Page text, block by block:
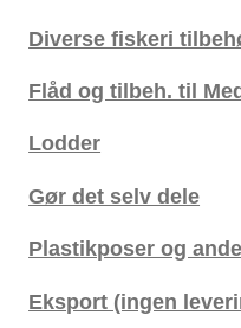
Diverse fiskeri
Flåd og tilbeh. til
Lodder
Gør det selv dele
Plastikposer og
Eksport (ingen